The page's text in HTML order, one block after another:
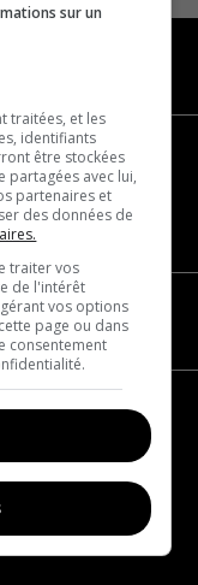
sur un
traitées, et les
identifiants
être stockées
partagées avec lui,
partenaires et
des données de
traiter vos
de l'intérêt
vos options
page ou dans
consentement